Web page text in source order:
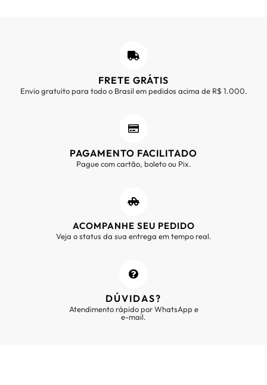
FRETE GRÁTIS
Envio gratuito para todo o Brasil em pedidos acima de R$ 1.000.
PAGAMENTO FACILITADO
Pague com cartão, boleto ou Pix.
ACOMPANHE SEU PEDIDO
Veja o status da sua entrega em tempo real.
DÚVIDAS?
Atendimento rápido por WhatsApp e
e-mail.